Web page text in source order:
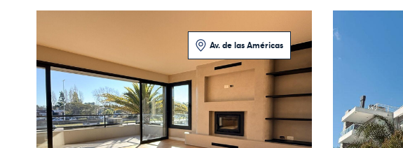
Av. de las Américas
2 Dormitorios